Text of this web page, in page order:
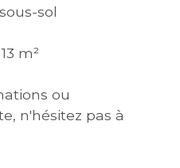
sol
m²
ou
n'hésitez pas à